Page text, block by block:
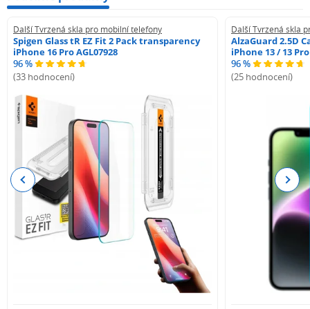
Další Tvrzená skla pro mobilní telefony
Spigen Glass tR EZ Fit 2 Pack transparency
iPhone 16 Pro AGL07928
96 %
(33 hodnocení)
Další Tvrzená skla
AlzaGuard 2.5D
iPhone 13 / 13 Pro
96 %
(25 hodnocení)
Previous Next